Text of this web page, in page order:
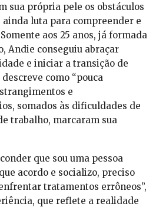
sua própria pele os obstáculos
ainda luta para compreender e
aos 25 anos, já formada
Andie conseguiu abraçar
e iniciar a transição de
como “pouca
e
somados às dificuldades de
trabalho, marcaram sua
que sou uma pessoa
acordo e socializo, preciso
tratamentos errôneos”,
que reflete a realidade